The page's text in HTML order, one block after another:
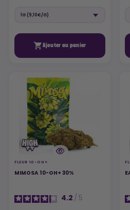
Ajouter au panier
FLEUR 10-OH+
MIMOSA 10-OH+ 30%
4.2 / 5